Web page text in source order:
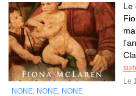
Le
Le
NONE NONE NONE